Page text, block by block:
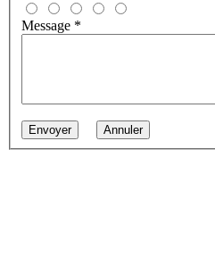
Message *